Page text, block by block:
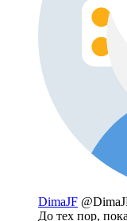
DimaJF
До тех пор,